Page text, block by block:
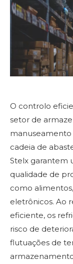
O controlo
setor de
manuseamento
cadeia de
Stelx garantem
qualidade de
como
eletrônicos. Ao
eficiente, os
risco de
flutuações de